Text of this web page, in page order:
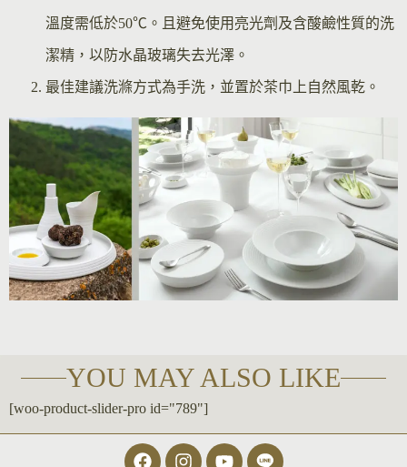
溫度需低於50℃。且避免使用亮光劑及含酸鹼性質的洗
潔精，以防水晶玻璃失去光澤。
最佳建議洗滌方式為手洗，並置於茶巾上自然風乾。
YOU MAY ALSO LIKE
[woo-product-slider-pro id="789"]